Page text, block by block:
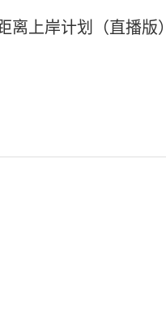
离上岸计划（直播版）